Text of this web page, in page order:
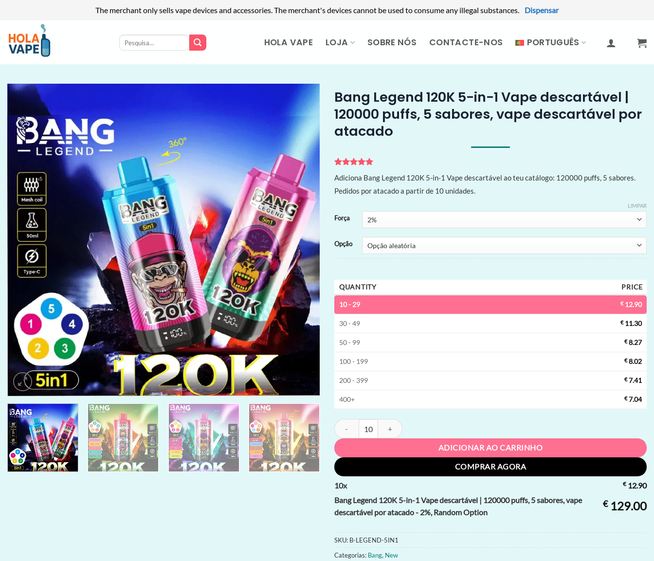
The merchant only sells vape devices and accessories. The merchant's devices cannot be used to consume any illegal substances.
Dispensar
content
Pesquisar
por:
HOLA VAPE LOJA SOBRE NÓS CONTACTE-NOS PORTUGUÊS
Bang Legend 120K 5-in-1 Vape descartável |
120000 puffs, 5 sabores, vape descartável por
atacado
como5de
5, com
baseado em
de clientes
Adiciona Bang Legend 120K 5-in-1 Vape descartável ao teu catálogo: 120000 puffs, 5 sabores.
Pedidos por atacado a partir de 10 unidades.
Força
Opção
LIMPAR
QUANTITY PRICE
10 - 29 €12.90
30 - 49 €11.30
50 - 99 €8.27
100 - 199 €8.02
200 - 399 €7.41
400+ €7.04
Bang Legend 120K 5-in-1 Vape descartável | 120000 puffs, 5 sabores, vape descartável por atacado
ADICIONAR AO CARRINHO
COMPRAR AGORA
10x €12.90
Bang Legend 120K 5-in-1 Vape descartável | 120000 puffs, 5 sabores, vape
descartável por atacado - 2%, Random Option
€129.00
SKU: B-LEGEND-5IN1
Categorias: Bang, New